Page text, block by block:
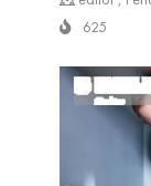
625